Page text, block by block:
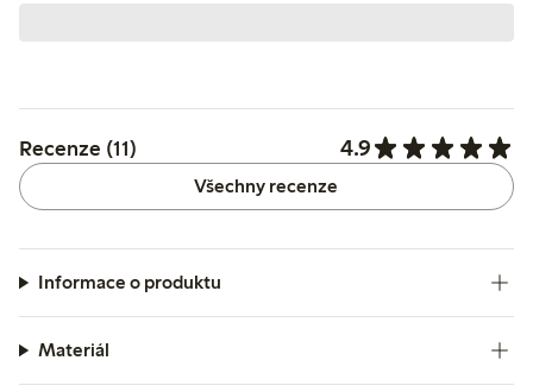
Recenze (11) 4.9
Všechny recenze
Informace o produktu
Materiál